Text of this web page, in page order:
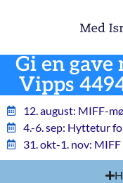
Gi en gave
Vipps
12. august: MIFF-
4.-6. sep: Hyttetur
31. okt-1. nov: